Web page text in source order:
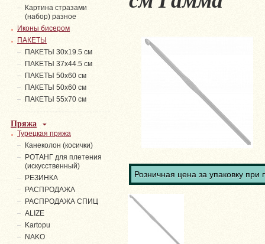
Розничная цена за упаковку при
Картина стразами
(набор) разное
Иконы бисером
ПАКЕТЫ
ПАКЕТЫ 30х19.5 см
ПАКЕТЫ 37х44.5 см
ПАКЕТЫ 50х60 см
ПАКЕТЫ 50х60 см
ПАКЕТЫ 55х70 см
Пряжа
Турецкая пряжа
Канеколон (косички)
РОТАНГ для плетения
(искусственный)
PЕЗИНКА
РАСПРОДАЖА
РАСПРОДАЖА СПИЦ
ALIZE
Kartopu
NAKO